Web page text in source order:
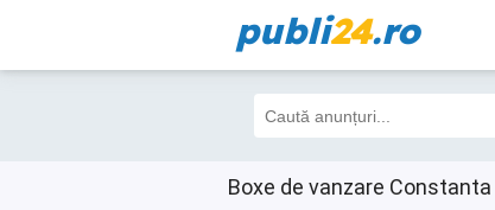
publi24.ro
Boxe de vanzare Constanta
Filtre 2 Toate
139